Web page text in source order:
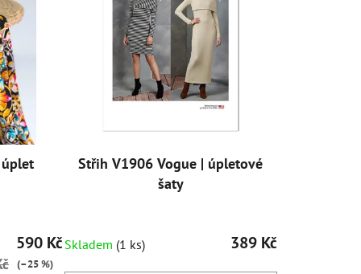
590 Kč
(–25 %)
Střih V1906 Vogue | úpletové
šaty
Skladem (1 ks) 389 Kč